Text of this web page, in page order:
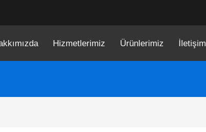
Hizmetlerimiz Ürünlerimiz İletişim